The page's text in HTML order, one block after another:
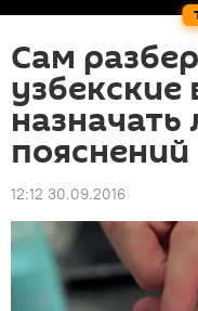
Сам
узбекские
назначать
пояснений
12:12 30.09.2016